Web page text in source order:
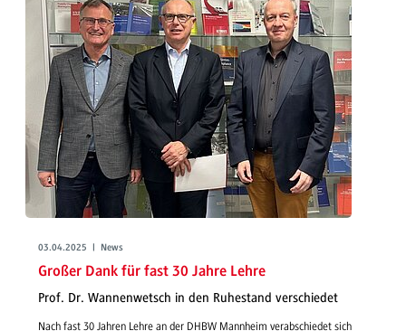
03.04.2025 | News
Großer Dank für fast 30 Jahre Lehre
Prof. Dr. Wannenwetsch in den Ruhestand verschiedet
Nach fast 30 Jahren Lehre an der DHBW Mannheim verabschiedet sich